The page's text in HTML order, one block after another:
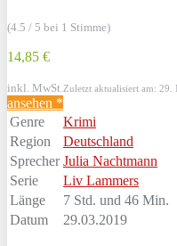
(4.5 / 5 bei 1 Stimme)
14,85 €
inkl. MwSt. Zuletzt aktualisiert am: 29.
ansehen *
Genre
Krimi
Region
Deutschland
Sprecher Julia Nachtmann
Serie
Liv Lammers
Länge
7 Std. und 46 Min.
Datum
29.03.2019